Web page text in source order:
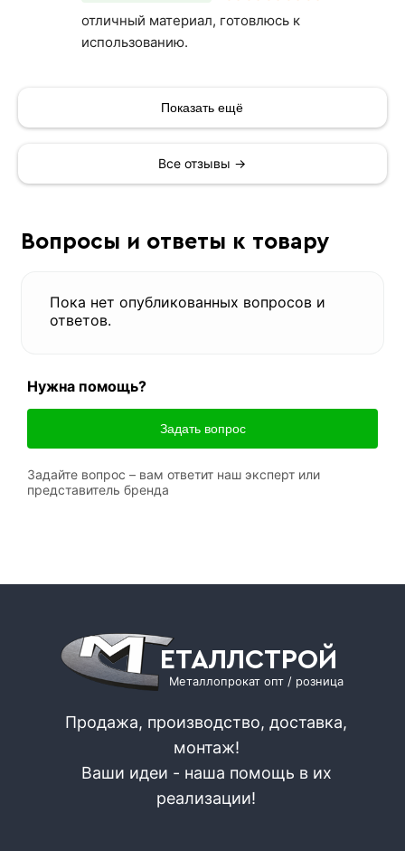
отличный материал, готовлюсь к
использованию.
Показать ещё
Все отзывы →
Вопросы и ответы к товару
Пока нет опубликованных вопросов и
ответов.
Нужна помощь?
Задать вопрос
Задайте вопрос – вам ответит наш эксперт или
представитель бренда
ЕТАЛЛСТРОЙ
Металлопрокат опт / розница
Продажа, производство, доставка,
монтаж!
Ваши идеи - наша помощь в их
реализации!